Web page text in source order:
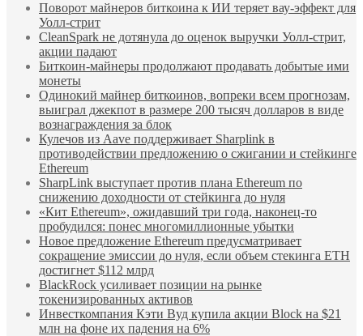
Поворот майнеров биткоина к ИИ теряет вау-эффект для
Уолл-стрит
CleanSpark не дотянула до оценок выручки Уолл-стрит,
акции падают
Биткоин-майнеры продолжают продавать добытые ими
монеты
Одинокий майнер биткоинов, вопреки всем прогнозам,
выиграл джекпот в размере 200 тысяч долларов в виде
вознаграждения за блок
Кулечов из Aave поддерживает Sharplink в
противодействии предложению о сжигании и стейкинге
Ethereum
SharpLink выступает против плана Ethereum по
снижению доходности от стейкинга до нуля
«Кит Ethereum», ожидавший три года, наконец-то
пробудился: понес многомиллионные убытки
Новое предложение Ethereum предусматривает
сокращение эмиссии до нуля, если объем стекинга ETH
достигнет $112 млрд
BlackRock усиливает позиции на рынке
токенизированных активов
Инвесткомпания Кэти Вуд купила акции Block на $21
млн на фоне их падения на 6%